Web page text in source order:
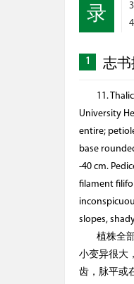
录
1 志书
11.
University
entire;
base
-40 cm.
filament
slopes,
植株全
小变异很大
齿，脉平或